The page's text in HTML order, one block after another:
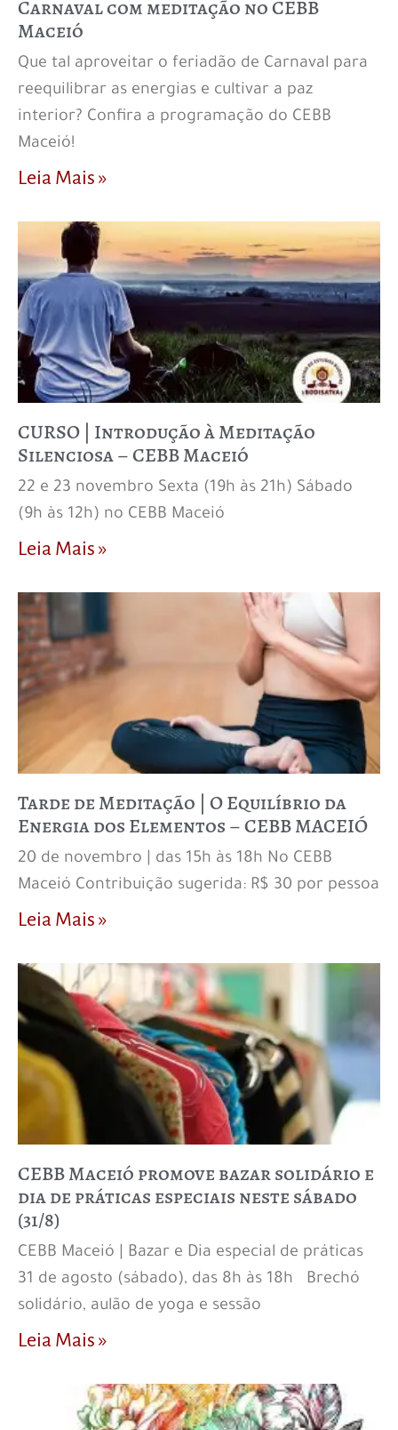
Carnaval com meditação no CEBB
Maceió
Que tal aproveitar o feriadão de Carnaval para
reequilibrar as energias e cultivar a paz
interior? Confira a programação do CEBB
Maceió!
Leia Mais »
CURSO | Introdução à Meditação
Silenciosa – CEBB Maceió
22 e 23 novembro Sexta (19h às 21h) Sábado
(9h às 12h) no CEBB Maceió
Leia Mais »
Tarde de Meditação | O Equilíbrio da
Energia dos Elementos – CEBB MACEIÓ
20 de novembro | das 15h às 18h No CEBB
Maceió Contribuição sugerida: R$ 30 por pessoa
Leia Mais »
CEBB Maceió promove bazar solidário e
dia de práticas especiais neste sábado
(31/8)
CEBB Maceió | Bazar e Dia especial de práticas
31 de agosto (sábado), das 8h às 18h Brechó
solidário, aulão de yoga e sessão
Leia Mais »